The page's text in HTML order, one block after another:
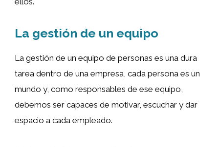
La gestión de un equipo
La gestión de un equipo de personas es una dura
tarea dentro de una empresa, cada persona es un
mundo y, como responsables de ese equipo,
debemos ser capaces de motivar, escuchar y dar
espacio a cada empleado.